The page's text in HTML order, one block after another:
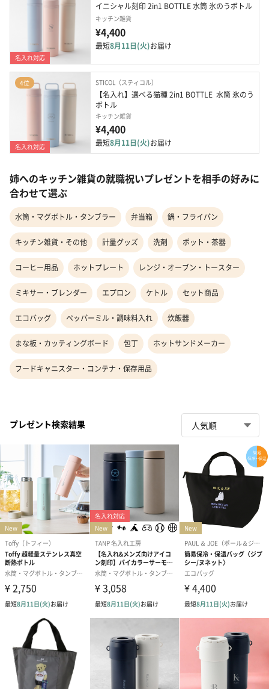
名入れ対応
イニシャル刻印 2in1 BOTTLE 水筒 氷のうボトル
キッチン雑貨
¥4,400
最短8月11日(火)お届け
4位
名入れ対応
STICOL（スティコル）
【名入れ】選べる猫種 2in1 BOTTLE  水筒 氷のう
ボトル
キッチン雑貨
¥4,400
最短8月11日(火)お届け
姉へのキッチン雑貨の就職祝いプレゼントを相手の好みに
合わせて選ぶ
水筒・マグボトル・タンブラー 弁当箱 鍋・フライパン
キッチン雑貨・その他 計量グッズ 洗剤 ポット・茶器
コーヒー用品 ホットプレート レンジ・オーブン・トースター
ミキサー・ブレンダー エプロン ケトル セット商品
エコバッグ ペッパーミル・調味料入れ 炊飯器
まな板・カッティングボード 包丁 ホットサンドメーカー
フードキャニスター・コンテナ・保存用品
プレゼント検索結果